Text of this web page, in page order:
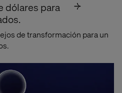
dólares para
de transformación para un